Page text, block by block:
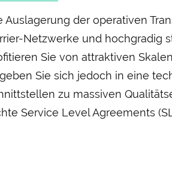
Aus­lagerung der operativen
Netz­werke und hoch­gradig
Sie von attraktiven
Sie sich jedoch in eine
zu massiven
Service Level Agreements